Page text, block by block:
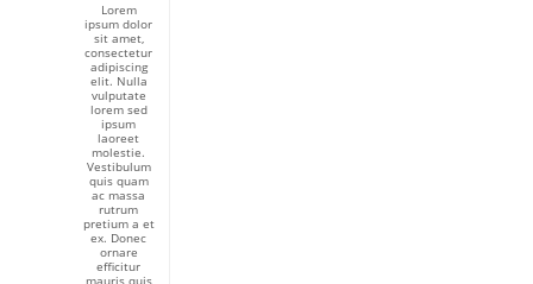
Lorem
ipsum dolor
sit amet,
consectetur
adipiscing
elit. Nulla
vulputate
lorem sed
ipsum
laoreet
molestie.
Vestibulum
quis quam
ac massa
rutrum
pretium a et
ex. Donec
ornare
efficitur
mauris quis